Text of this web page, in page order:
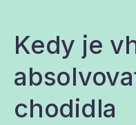
Kedy je
chodidla